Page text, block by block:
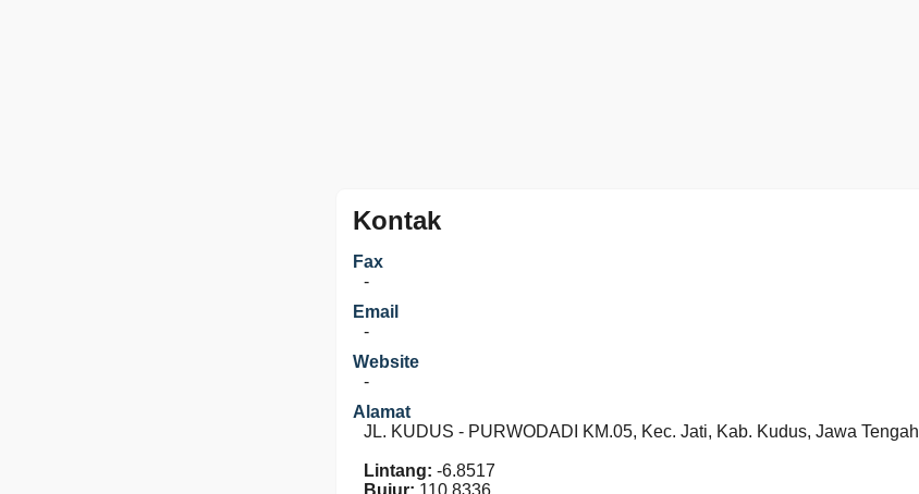
Kontak
Fax
-
Email
-
Website
-
Alamat
JL. KUDUS - PURWODADI KM.05, Kec. Jati, Kab. Kudus, Jawa Tengah
Lintang: -6.8517
Bujur: 110.8336